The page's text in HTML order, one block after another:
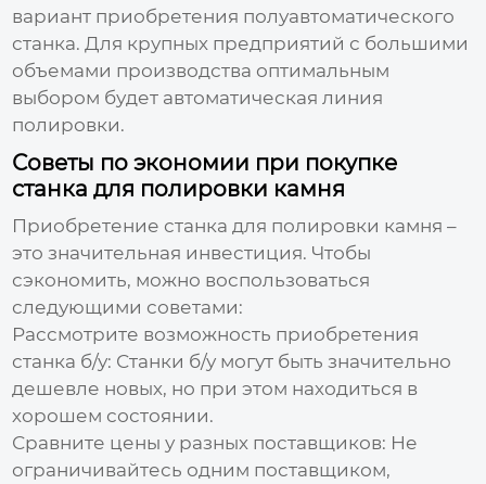
вариант приобретения полуавтоматического
станка. Для крупных предприятий с большими
объемами производства оптимальным
выбором будет автоматическая линия
полировки.
Советы по экономии при покупке
станка для полировки камня
Приобретение станка для полировки камня –
это значительная инвестиция. Чтобы
сэкономить, можно воспользоваться
следующими советами:
Рассмотрите возможность приобретения
станка б/у: Станки б/у могут быть значительно
дешевле новых, но при этом находиться в
хорошем состоянии.
Сравните цены у разных поставщиков: Не
ограничивайтесь одним поставщиком,